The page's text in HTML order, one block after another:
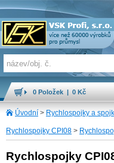
0 Položek | 0 Kč
Úvodní > Rychlospojky a
Rychlospojky CPI08 >
Rychlospojky